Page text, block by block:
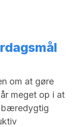
om at gøre
meget op i at
bæredygtig